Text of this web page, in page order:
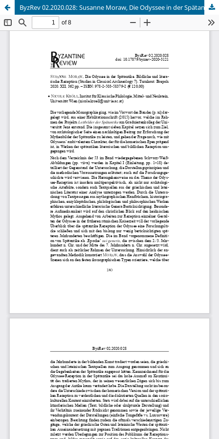
ByzRev 02.2020.028: Susanne Moraw, Die Odyssee in der Spätantike. Bildliche und literarische Rezeption